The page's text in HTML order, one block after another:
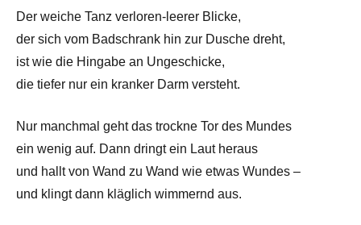
Der weiche Tanz verloren-leerer Blicke,
der sich vom Badschrank hin zur Dusche dreht,
ist wie die Hingabe an Ungeschicke,
die tiefer nur ein kranker Darm versteht.
Nur manchmal geht das trockne Tor des Mundes
ein wenig auf. Dann dringt ein Laut heraus
und hallt von Wand zu Wand wie etwas Wundes –
und klingt dann kläglich wimmernd aus.